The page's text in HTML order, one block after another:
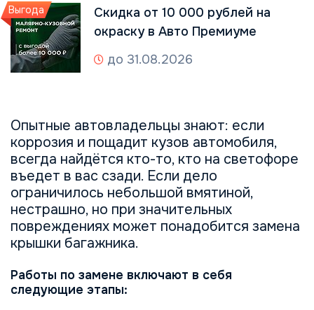
Опытные автовладельцы знают: если
коррозия и пощадит кузов автомобиля,
всегда найдётся кто-то, кто на светофоре
въедет в вас сзади. Если дело
ограничилось небольшой вмятиной,
нестрашно, но при значительных
повреждениях может понадобится замена
крышки багажника.
Работы по замене включают в себя
следующие этапы:
Выгода
Скидка от 10 000 рублей на
окраску в Авто Премиуме
до 31.08.2026